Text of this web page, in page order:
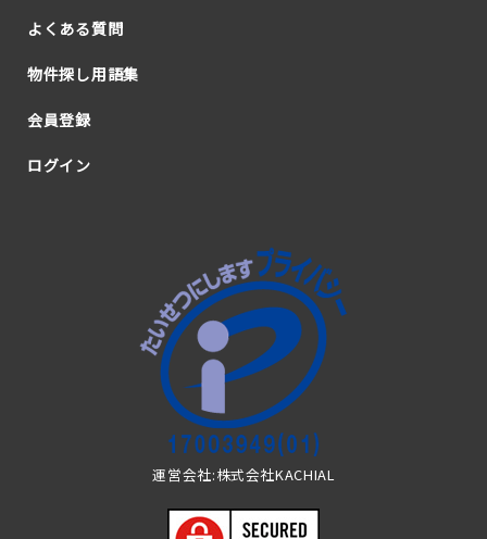
よくある質問
物件探し用語集
会員登録
ログイン
運営会社:株式会社KACHIAL